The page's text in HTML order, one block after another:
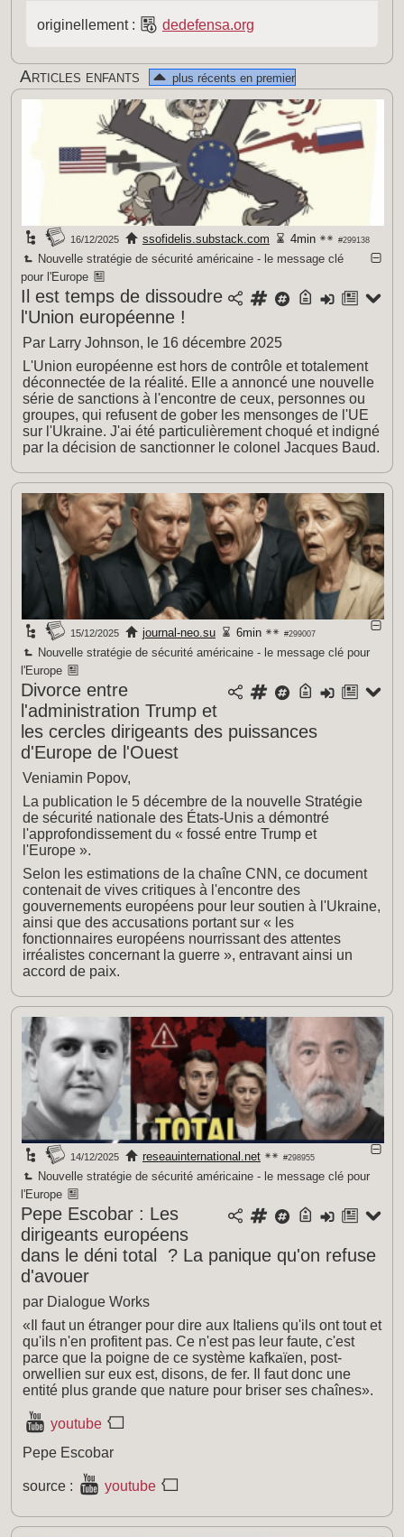
originellement : dedefensa.org
Articles enfants plus récents en premier
16/12/2025 ssofidelis.substack.com 4min #299138
Nouvelle stratégie de sécurité américaine - le message clé
pour l'Europe
Il est temps de dissoudre
l'Union européenne !
Par Larry Johnson, le 16 décembre 2025
L'Union européenne est hors de contrôle et totalement
déconnectée de la réalité. Elle a annoncé une nouvelle
série de sanctions à l'encontre de ceux, personnes ou
groupes, qui refusent de gober les mensonges de l'UE
sur l'Ukraine. J'ai été particulièrement choqué et indigné
par la décision de sanctionner le colonel Jacques Baud.
15/12/2025 journal-neo.su 6min #299007
Nouvelle stratégie de sécurité américaine - le message clé pour
l'Europe
Divorce entre
l'administration Trump et
les cercles dirigeants des puissances
d'Europe de l'Ouest
Veniamin Popov,
La publication le 5 décembre de la nouvelle Stratégie
de sécurité nationale des États-Unis a démontré
l'approfondissement du « fossé entre Trump et
l'Europe ».
Selon les estimations de la chaîne CNN, ce document
contenait de vives critiques à l'encontre des
gouvernements européens pour leur soutien à l'Ukraine,
ainsi que des accusations portant sur « les
fonctionnaires européens nourrissant des attentes
irréalistes concernant la guerre », entravant ainsi un
accord de paix.
14/12/2025 reseauinternational.net #298955
Nouvelle stratégie de sécurité américaine - le message clé pour
l'Europe
Pepe Escobar : Les
dirigeants européens
dans le déni total ? La panique qu'on refuse
d'avouer
par Dialogue Works
«Il faut un étranger pour dire aux Italiens qu'ils ont tout et
qu'ils n'en profitent pas. Ce n'est pas leur faute, c'est
parce que la poigne de ce système kafkaïen, post-
orwellien sur eux est, disons, de fer. Il faut donc une
entité plus grande que nature pour briser ses chaînes».
youtube
Pepe Escobar
source : youtube